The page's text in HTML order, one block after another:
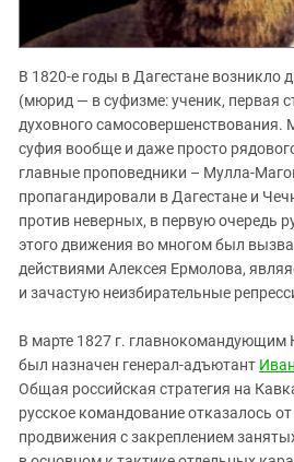
В 1820-е годы в Дагестане возникло
(мюрид — в суфизме: ученик, первая
духовного самосовершенствования.
суфия вообще и даже просто
главные проповедники – Мулла-
пропагандировали в Дагестане и
против неверных, в первую очередь
этого движения во многом был
действиями Алексея Ермолова,
и зачастую неизбирательные
В марте 1827 г. главнокомандующим
был назначен генерал-адъютант
Общая российская стратегия на
русское командование отказалось
продвижения с закреплением